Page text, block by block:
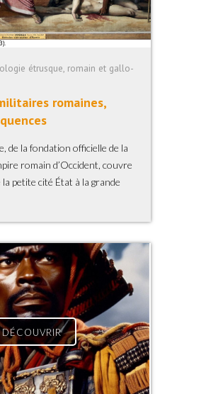
étrusque, romain et gallo-
romaines,
de la fondation officielle de la
romain d’Occident, couvre
petite cité État à la grande
DÉCOUVRIR